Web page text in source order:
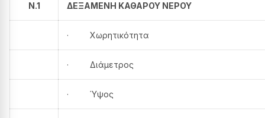
N.1 ΔΕΞΑΜΕΝΗ ΚΑΘΑΡΟΥ ΝΕΡΟΥ
· Χωρητικότητα
· Διάμετρος
· Ύψος